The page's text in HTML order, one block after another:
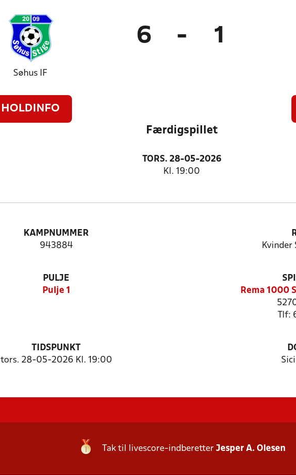
Søhus IF
HOLDINFO
6 - 1
Færdigspillet
TORS. 28-05-2026
Kl. 19:00
KAMPNUMMER
943884
Kvinder
PULJE
Pulje 1
Rema 1000
Tlf:
TIDSPUNKT
tors. 28-05-2026 Kl. 19:00
Tak til livescore-indberetter Jesper A. Olesen